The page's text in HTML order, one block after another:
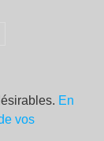
En
vos